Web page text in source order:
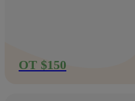
ОТ $150